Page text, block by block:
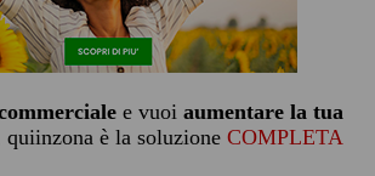
e vuoi aumentare la tua
quiinzona è la soluzione COMPLETA